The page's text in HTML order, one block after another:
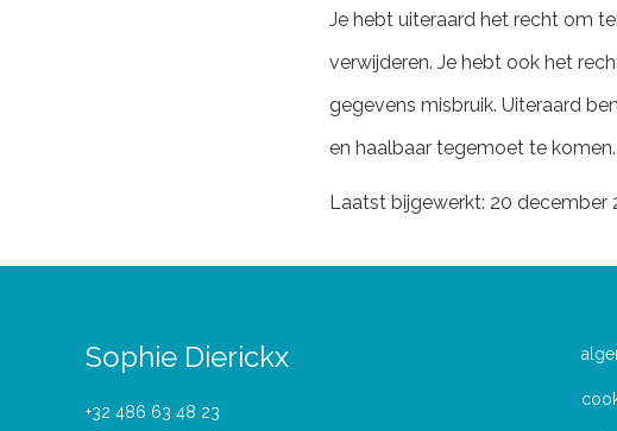
Je hebt uiteraard het recht om
verwijderen. Je hebt ook het
gegevens misbruik. Uiteraard
en haalbaar tegemoet te komen.
Laatst bijgewerkt: 20 december
Sophie Dierickx
+32 486 63 48 23